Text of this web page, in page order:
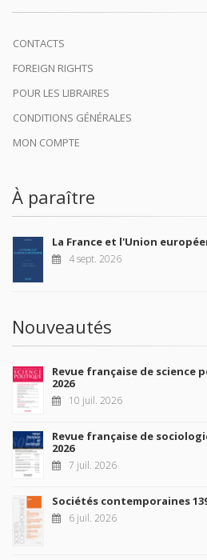
CONTACTS
FOREIGN RIGHTS
POUR LES LIBRAIRES
CONDITIONS GÉNÉRALES
MON COMPTE
À paraître
La France et l'Union
4 sept. 2026
Nouveautés
Revue française de science
2026
10 juil. 2026
Revue française de
2026
7 juil. 2026
Sociétés contemporaines
6 juil. 2026